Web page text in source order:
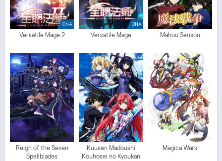
ONA
Versatile Mage 2
ONA
Versatile Mage Mahou Sensou
Reign of the Seven
Spellblades
Kuusen Madoushi
Kouhosei no Kyoukan
Magica Wars